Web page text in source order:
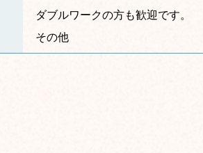
ダブルワークの方も歓迎です。
その他